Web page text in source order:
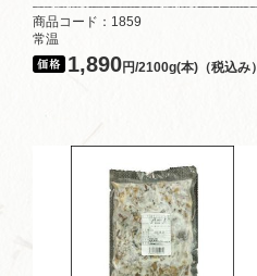
商品コード：1859
常温
1,890円/2100g(本)（税込み）